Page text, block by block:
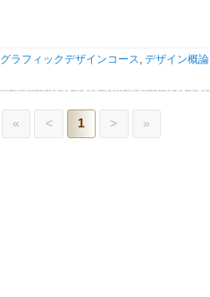
グラフィックデザインコース デザイン概論
« < 1 > »